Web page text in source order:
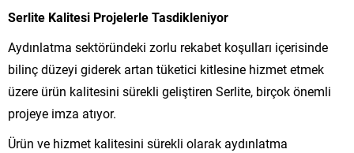
Serlite Kalitesi Projelerle Tasdikleniyor
Aydınlatma sektöründeki zorlu rekabet koşulları içerisinde
bilinç düzeyi giderek artan tüketici kitlesine hizmet etmek
üzere ürün kalitesini sürekli geliştiren Serlite, birçok önemli
projeye imza atıyor.
Ürün ve hizmet kalitesini sürekli olarak aydınlatma